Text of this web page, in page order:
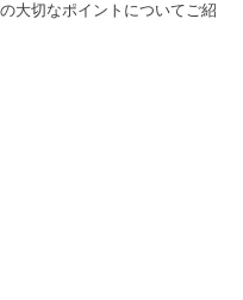
大切なポイントについてご紹